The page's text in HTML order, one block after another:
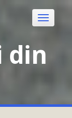
din
Toggle